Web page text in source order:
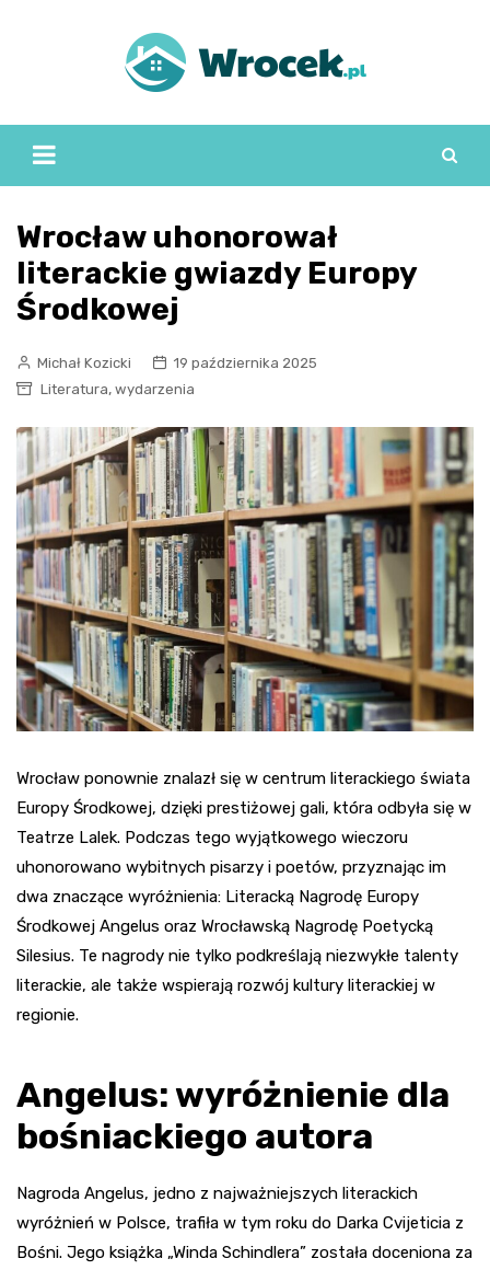
Wrocław uhonorował
literackie gwiazdy Europy
Środkowej
Michał Kozicki
19 października 2025
Literatura, wydarzenia
Wrocław ponownie znalazł się w centrum literackiego świata
Europy Środkowej, dzięki prestiżowej gali, która odbyła się w
Teatrze Lalek. Podczas tego wyjątkowego wieczoru
uhonorowano wybitnych pisarzy i poetów, przyznając im
dwa znaczące wyróżnienia: Literacką Nagrodę Europy
Środkowej Angelus oraz Wrocławską Nagrodę Poetycką
Silesius. Te nagrody nie tylko podkreślają niezwykłe talenty
literackie, ale także wspierają rozwój kultury literackiej w
regionie.
Angelus: wyróżnienie dla
bośniackiego autora
Nagroda Angelus, jedno z najważniejszych literackich
wyróżnień w Polsce, trafiła w tym roku do Darka Cvijeticia z
Bośni. Jego książka „Winda Schindlera” została doceniona za